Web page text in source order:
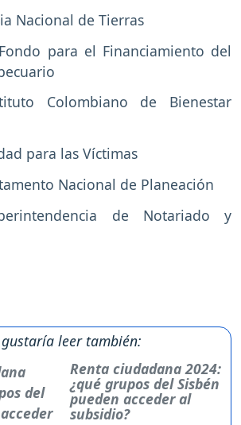
Nacional de Tierras
para el Financiamiento del
Colombiano de Bienestar
para las Víctimas
Nacional de Planeación
de Notariado y
gustaría leer también:
Renta ciudadana 2024:
¿qué grupos del Sisbén
pueden acceder al
subsidio?